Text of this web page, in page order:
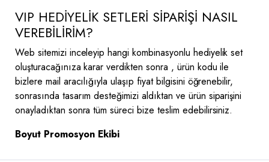
VIP HEDİYELİK SETLERİ SİPARİŞİ NASIL
VEREBİLİRİM?
Web sitemizi inceleyip hangi kombinasyonlu hediyelik set
oluşturacağınıza karar verdikten sonra , ürün kodu ile
bizlere mail aracılığıyla ulaşıp fiyat bilgisini öğrenebilir,
sonrasında tasarım desteğimizi aldıktan ve ürün siparişini
onayladıktan sonra tüm süreci bize teslim edebilirsiniz.
Boyut Promosyon Ekibi